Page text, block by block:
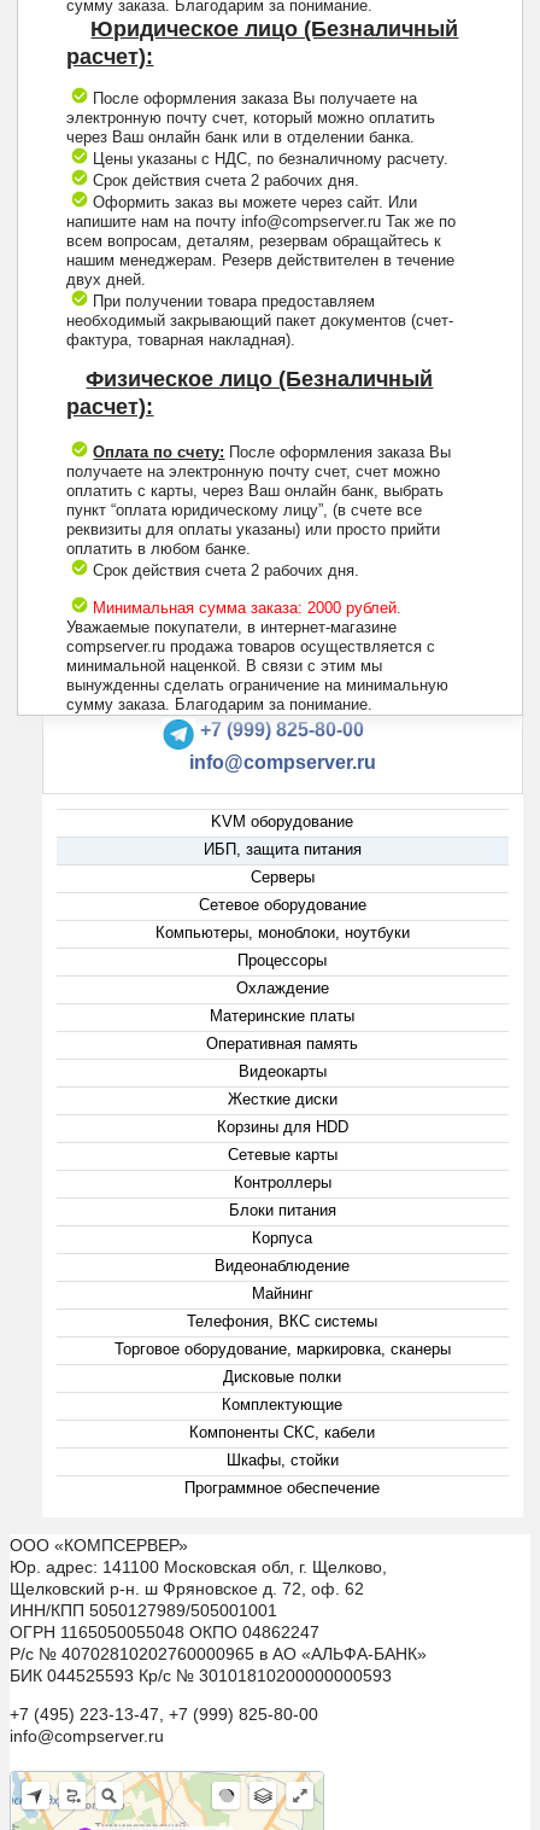
сумму заказа. Благодарим за понимание.
Юридическое лицо (Безналичный
расчет):
После оформления заказа Вы получаете на
электронную почту счет, который можно оплатить
через Ваш онлайн банк или в отделении банка.
Цены указаны с НДС, по безналичному расчету.
Срок действия счета 2 рабочих дня.
Оформить заказ вы можете через сайт. Или
напишите нам на почту info@compserver.ru Так же по
всем вопросам, деталям, резервам обращайтесь к
нашим менеджерам. Резерв действителен в течение
двух дней.
При получении товара предоставляем
необходимый закрывающий пакет документов (счет-
фактура, товарная накладная).
Физическое лицо (Безналичный
расчет):
Оплата по счету: После оформления заказа Вы
получаете на электронную почту счет, счет можно
оплатить с карты, через Ваш онлайн банк, выбрать
пункт “оплата юридическому лицу”, (в счете все
реквизиты для оплаты указаны) или просто прийти
оплатить в любом банке.
Срок действия счета 2 рабочих дня.
Минимальная сумма заказа: 2000 рублей.
Уважаемые покупатели, в интернет-магазине
compserver.ru продажа товаров осуществляется с
минимальной наценкой. В связи с этим мы
вынужденны сделать ограничение на минимальную
сумму заказа. Благодарим за понимание.
+7 (495) 223-13-47
+7 (999) 825-80-00
info@compserver.ru
KVM оборудование
ИБП, защита питания
Серверы
Сетевое оборудование
Компьютеры, моноблоки, ноутбуки
Процессоры
Охлаждение
Материнские платы
Оперативная память
Видеокарты
Жесткие диски
Корзины для HDD
Сетевые карты
Контроллеры
Блоки питания
Корпуса
Видеонаблюдение
Майнинг
Телефония, ВКС системы
Торговое оборудование, маркировка, сканеры
Дисковые полки
Комплектующие
Компоненты СКС, кабели
Шкафы, стойки
Программное обеспечение
ООО «КОМПСЕРВЕР»
Юр. адрес: 141100 Московская обл, г. Щелково,
Щелковский р-н. ш Фряновское д. 72, оф. 62
ИНН/КПП 5050127989/505001001
ОГРН 1165050055048 ОКПО 04862247
Р/с № 40702810202760000965 в АО «АЛЬФА-БАНК»
БИК 044525593 Кр/с № 30101810200000000593
+7 (495) 223-13-47, +7 (999) 825-80-00
info@compserver.ru